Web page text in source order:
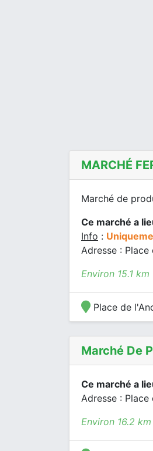
MARCHÉ
Marché de
Ce marché a
Info :
Adresse : Place
Environ 15.1 km
Place de
Marché De
Ce marché a
Adresse : Place
Environ 16.2 km